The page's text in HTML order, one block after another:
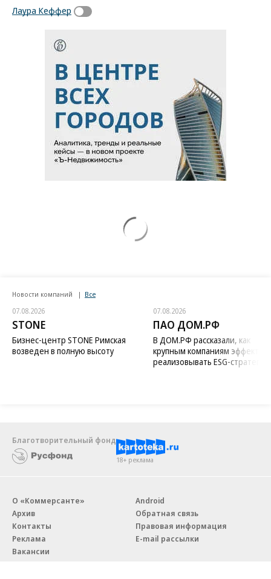
Лаура Кеффер
Новости компаний Все
07.08.2026
STONE
Бизнес-центр STONE Римская
возведен в полную высоту
07.08.2026
ПАО ДОМ.РФ
В ДОМ.РФ рассказали, как
крупным компаниям
реализовывать ESG-стратегию
Благотворительный фонд
18+ реклама
О «Коммерсанте»
Архив
Контакты
Реклама
Вакансии
Android
Обратная связь
Правовая информация
E-mail рассылки